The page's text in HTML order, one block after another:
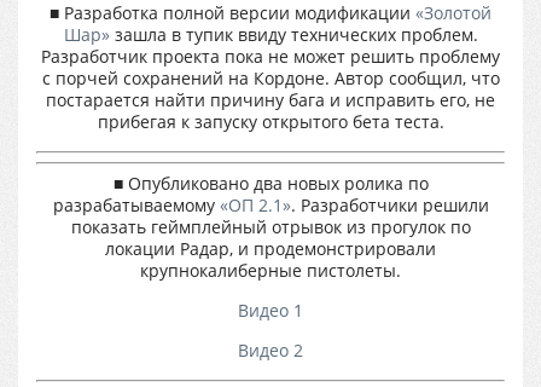
■ Разработка полной версии модификации «Золотой
Шар» зашла в тупик ввиду технических проблем.
Разработчик проекта пока не может решить проблему
с порчей сохранений на Кордоне. Автор сообщил, что
постарается найти причину бага и исправить его, не
прибегая к запуску открытого бета теста.
■ Опубликовано два новых ролика по
разрабатываемому «ОП 2.1». Разработчики решили
показать геймплейный отрывок из прогулок по
локации Радар, и продемонстрировали
крупнокалиберные пистолеты.
Видео 1
Видео 2